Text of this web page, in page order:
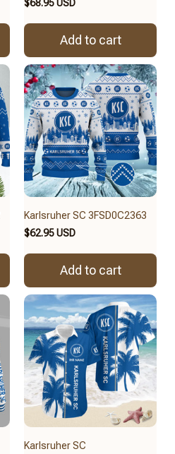
$68.95 USD
Add to cart
Karlsruher SC 3FSD0C2363
$62.95 USD
Add to cart
Karlsruher SC